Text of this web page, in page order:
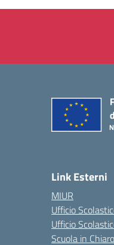
Link Esterni
MIUR
Ufficio
Ufficio
Scuola in Chiaro